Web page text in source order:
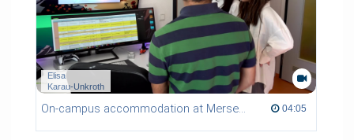
Elisa
Karau-Unkroth
On-campus accommodation at Merseburg University of Applied Sciences 04:05
04:05 duration